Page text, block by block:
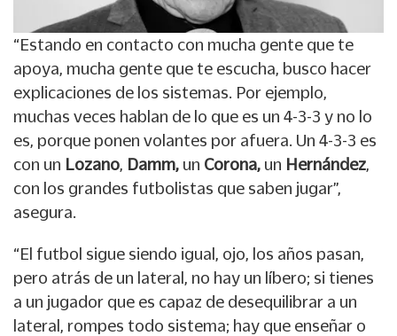
“Estando en contacto con mucha gente que te
apoya, mucha gente que te escucha, busco hacer
explicaciones de los sistemas. Por ejemplo,
muchas veces hablan de lo que es un 4-3-3 y no lo
es, porque ponen volantes por afuera. Un 4-3-3 es
con un Lozano, Damm, un Corona, un Hernández,
con los grandes futbolistas que saben jugar”,
asegura.
“El futbol sigue siendo igual, ojo, los años pasan,
pero atrás de un lateral, no hay un líbero; si tienes
a un jugador que es capaz de desequilibrar a un
lateral, rompes todo sistema; hay que enseñar o